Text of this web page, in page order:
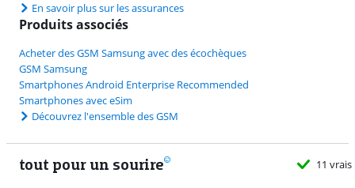
En savoir plus sur les assurances
Produits associés
Acheter des GSM Samsung avec des écochèques
GSM Samsung
Smartphones Android Enterprise Recommended
Smartphones avec eSim
Découvrez l'ensemble des GSM
tout pour un sourire 11